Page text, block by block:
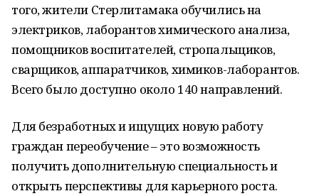
того, жители Стерлитамака обучились на
электриков, лаборантов химического анализа,
помощников воспитателей, стропальщиков,
сварщиков, аппаратчиков, химиков-лаборантов.
Всего было доступно около 140 направлений.
Для безработных и ищущих новую работу
граждан переобучение – это возможность
получить дополнительную специальность и
открыть перспективы для карьерного роста.